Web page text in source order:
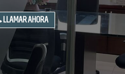
LLAMAR AHORA